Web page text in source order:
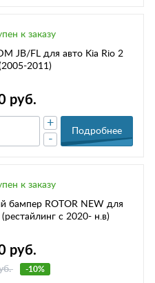
к заказу
JB/FL для авто Kia Rio 2
2011)
руб.
-
+
Подробнее
к заказу
бампер ROTOR NEW для
(рестайлинг с 2020- н.в)
руб.
-10%